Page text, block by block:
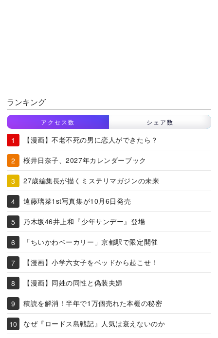
ランキング
アクセス数 シェア数
【漫画】不老不死の男に恋人ができたら？
桜井日奈子、2027年カレンダーブック
27歳編集長が描くミステリマガジンの未来
遠藤璃菜1st写真集が10月6日発売
乃木坂46井上和『少年サンデー』登場
「ちいかわベーカリー」京都駅で限定開催
【漫画】小学六女子をベッドから起こせ！
【漫画】同姓の同性と偽装夫婦
積読を解消！半年で1万個売れた本棚の秘密
なぜ『ロードス島戦記』人気は衰えないのか